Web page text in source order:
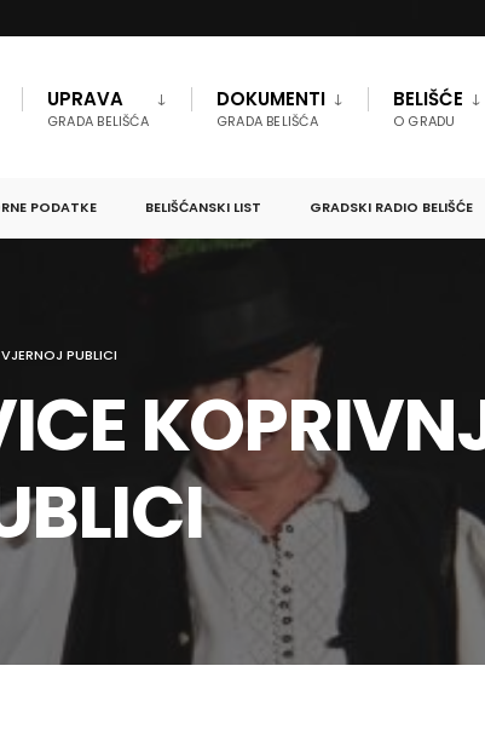
UPRAVA
GRADA BELIŠĆA
DOKUMENTI
GRADA BELIŠĆA
BELIŠĆE
O GRADU
PODATKE BELIŠĆANSKI LIST GRADSKI RADIO BELIŠĆE
PUBLICI